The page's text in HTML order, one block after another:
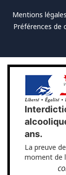
Mentions légales
Préférences de
ans.
La preuve
moment de